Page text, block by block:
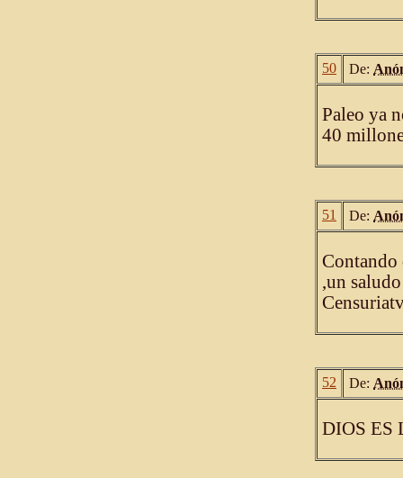
50 De:
Paleo ya
40
51 De:
Contando
,un
52 De:
DIOS ES